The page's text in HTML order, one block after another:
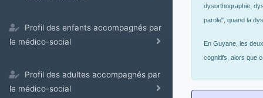
Profil des enfants accompagnés par
le médico-social
Profil des adultes accompagnés par
le médico-social
dysorthographie,
parole", quand la
En Guyane, les
cognitifs, alors que